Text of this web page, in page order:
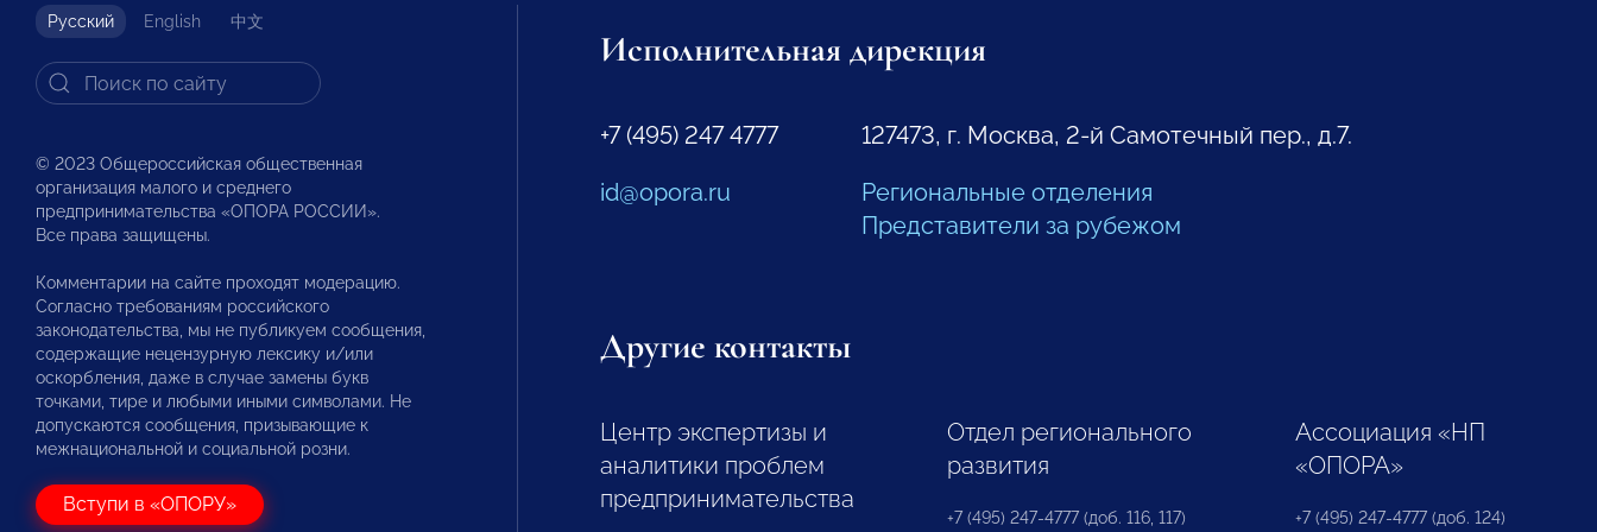
Русский English 中文
© 2023 Общероссийская общественная
организация малого и среднего
предпринимательства «ОПОРА РОССИИ».
Все права защищены.
Комментарии на сайте проходят модерацию.
Согласно требованиям российского
законодательства, мы не публикуем сообщения,
содержащие нецензурную лексику и/или
оскорбления, даже в случае замены букв
точками, тире и любыми иными символами. Не
допускаются сообщения, призывающие к
межнациональной и социальной розни.
Вступи в «ОПОРУ»
Исполнительная дирекция
+7 (495) 247 4777
id@opora.ru
127473, г. Москва, 2-й Самотечный пер., д.7.
Региональные отделения
Представители за рубежом
Другие контакты
Центр экспертизы и
аналитики проблем
предпринимательства
Отдел регионального
развития
+7 (495) 247-4777 (доб. 116, 117)
Ассоциация «НП
«ОПОРА»
+7 (495) 247-4777 (доб. 124)